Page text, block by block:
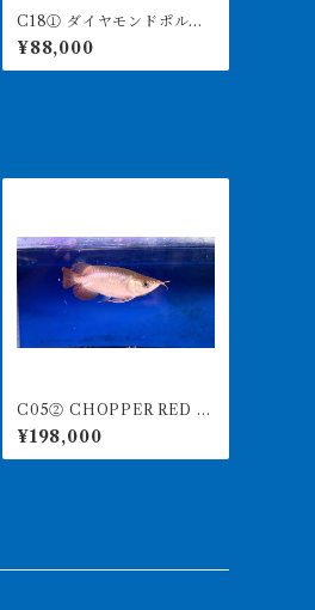
C18① ダイヤモンドポル
カ アルビノヘテロ 体盤1
6㎝前後 ♀
¥88,000
C05② CHOPPER RED チ
ョッパーレッド 12㎝前後
BILLY-KENオリジナル ア
ジアアロワナ 紅龍ショー
¥198,000